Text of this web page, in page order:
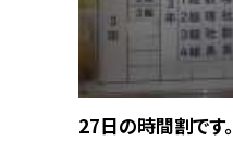
27日の時間割です。